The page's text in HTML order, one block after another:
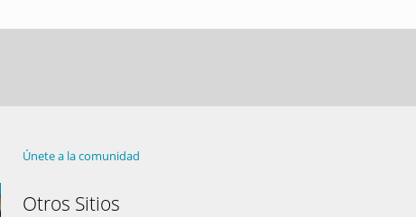
Únete a la comunidad
Otros Sitios